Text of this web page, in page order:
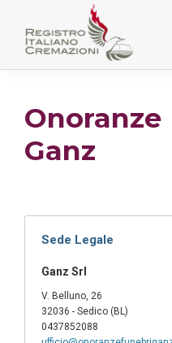
contenuto
principaleRegistro Italiano
Ganz
Sede Legale
Ganz Srl
V. Belluno, 26
32036 - Sedico (BL)
0437852088